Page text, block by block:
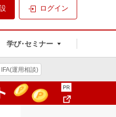
ログイン
学び･セミナー
IFA(運用相談)